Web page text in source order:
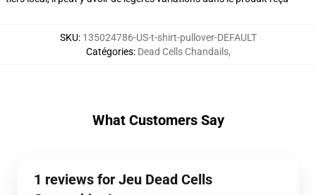
SKU: 135024786-US-t-shirt-pullover-DEFAULT
Catégories: Dead Cells Chandails,
What Customers Say
1 reviews for Jeu Dead Cells